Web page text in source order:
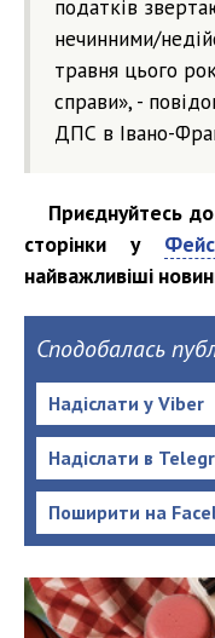
податків
нечинними/
травня цього
справи», -
ДПС в Івано-
Приєднуйтесь
сторінки у
найважливіші
Сподобалась
Надіслати у Viber
Надіслати в
Поширити на